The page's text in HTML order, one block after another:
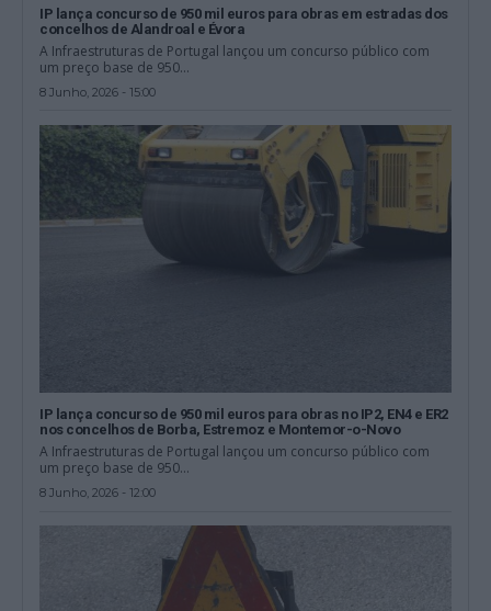
IP lança concurso de 950 mil euros para obras em estradas dos
concelhos de Alandroal e Évora
A Infraestruturas de Portugal lançou um concurso público com
um preço base de 950...
8 Junho, 2026 - 15:00
IP lança concurso de 950 mil euros para obras no IP2, EN4 e ER2
nos concelhos de Borba, Estremoz e Montemor-o-Novo
A Infraestruturas de Portugal lançou um concurso público com
um preço base de 950...
8 Junho, 2026 - 12:00